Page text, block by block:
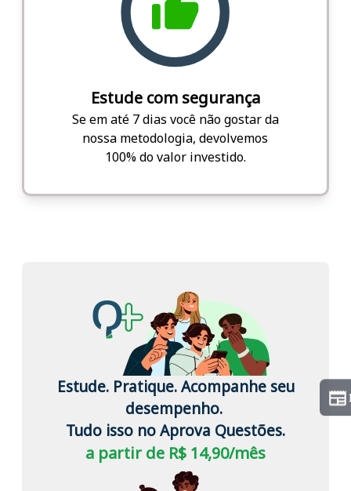
Estude com segurança
Se em até 7 dias você não gostar da
nossa metodologia, devolvemos
100% do valor investido.
Estude. Pratique. Acompanhe seu
desempenho.
Tudo isso no Aprova Questões.
a partir de R$ 14,90/mês